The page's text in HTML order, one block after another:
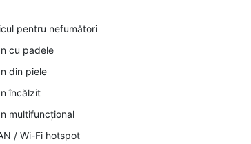
pentru nefumători
cu padele
din piele
încălzit
multifuncțional
/ Wi-Fi hotspot